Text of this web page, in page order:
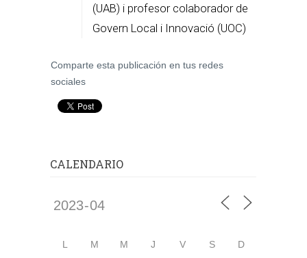
(UAB) i profesor colaborador de
Govern Local i Innovació (UOC)
Comparte esta publicación en tus redes
sociales
CALENDARIO
L M M J V S D